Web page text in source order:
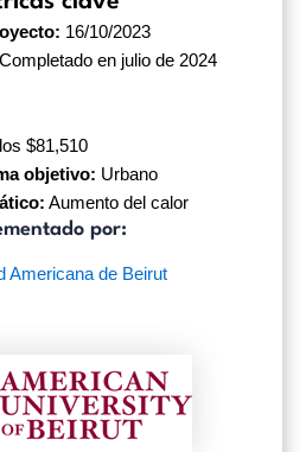
16/10/2023
Completado en julio de 2024
$81,510
objetivo: Urbano
Aumento del calor
por:
Americana de Beirut